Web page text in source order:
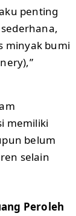
penting
minyak bumi
memiliki
belum
selain
Peroleh